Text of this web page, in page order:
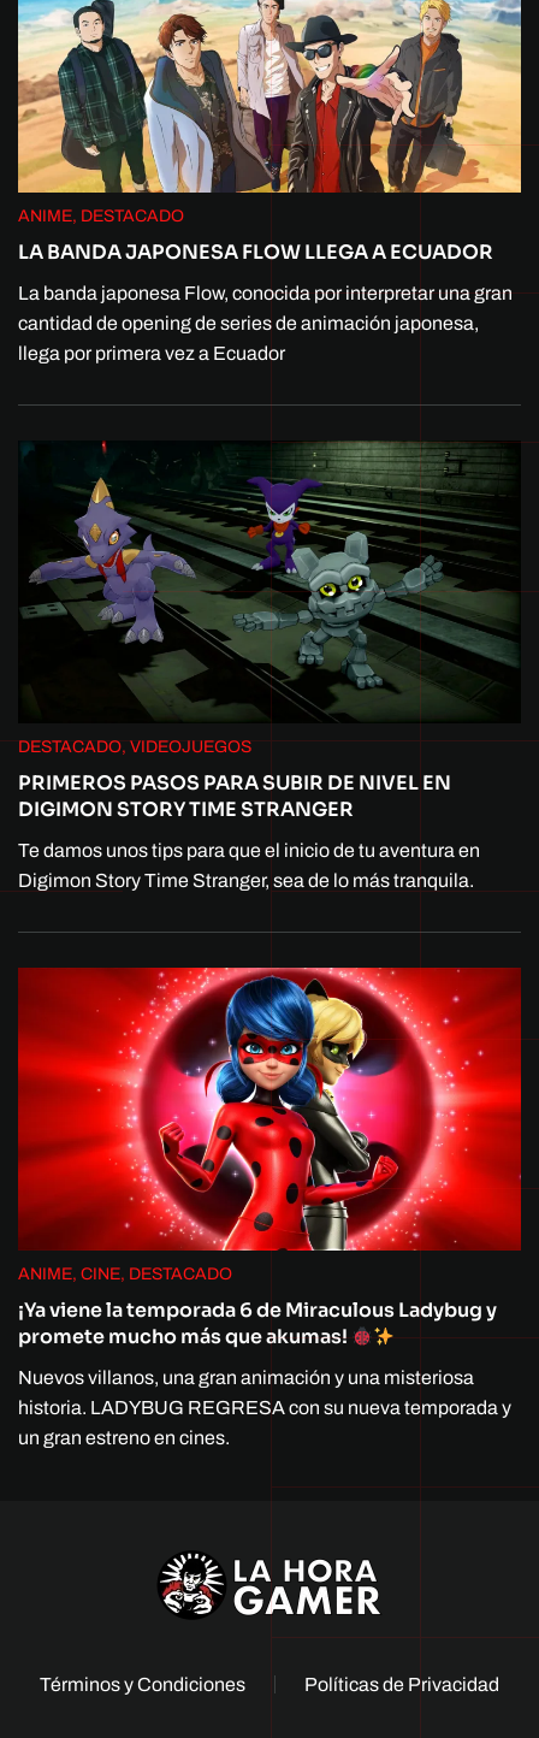
ANIME, DESTACADO
LA BANDA JAPONESA FLOW LLEGA A ECUADOR
La banda japonesa Flow, conocida por interpretar una gran
cantidad de opening de series de animación japonesa,
llega por primera vez a Ecuador
DESTACADO, VIDEOJUEGOS
PRIMEROS PASOS PARA SUBIR DE NIVEL EN
DIGIMON STORY TIME STRANGER
Te damos unos tips para que el inicio de tu aventura en
Digimon Story Time Stranger, sea de lo más tranquila.
ANIME, CINE, DESTACADO
¡Ya viene la temporada 6 de Miraculous Ladybug y
promete mucho más que akumas!
Nuevos villanos, una gran animación y una misteriosa
historia. LADYBUG REGRESA con su nueva temporada y
un gran estreno en cines.
Términos y Condiciones Políticas de Privacidad